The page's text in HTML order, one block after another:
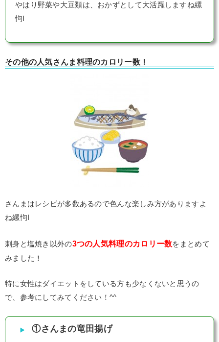
やはり野菜や大豆類は、おかずとして大活躍しますね縲
怐I
その他の人気さんま料理のカロリー数！
さんまはレシピが多数あるので色んな楽しみ方がありますよ
ね縲怐I
刺身と塩焼き以外の3つの人気料理のカロリー数をまとめて
みました！
特に女性はダイエットをしている方も少なくないと思うの
で、参考にしてみてください！^^
①さんまの竜田揚げ